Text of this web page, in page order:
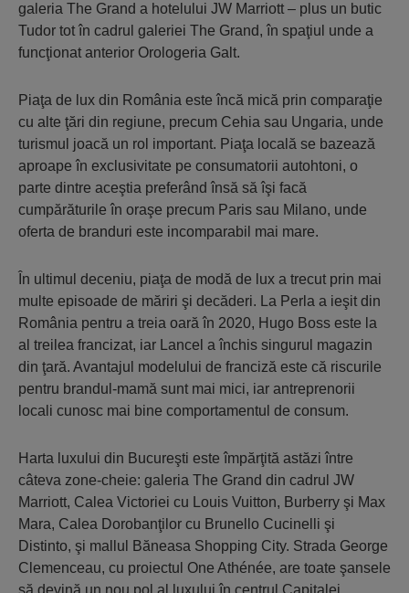
galeria The Grand a hotelului JW Marriott – plus un butic
Tudor tot în cadrul galeriei The Grand, în spaţiul unde a
funcţionat anterior Orologeria Galt.
Piaţa de lux din România este încă mică prin comparaţie
cu alte ţări din regiune, precum Cehia sau Ungaria, unde
turismul joacă un rol important. Piaţa locală se bazează
aproape în exclusivitate pe consumatorii autohtoni, o
parte dintre aceştia preferând însă să îşi facă
cumpărăturile în oraşe precum Paris sau Milano, unde
oferta de branduri este incomparabil mai mare.
În ultimul deceniu, piaţa de modă de lux a trecut prin mai
multe episoade de măriri şi decăderi. La Perla a ieşit din
România pentru a treia oară în 2020, Hugo Boss este la
al treilea francizat, iar Lancel a închis singurul magazin
din ţară. Avantajul modelului de franciză este că riscurile
pentru brandul-mamă sunt mai mici, iar antreprenorii
locali cunosc mai bine comportamentul de consum.
Harta luxului din Bucureşti este împărţită astăzi între
câteva zone-cheie: galeria The Grand din cadrul JW
Marriott, Calea Victoriei cu Louis Vuitton, Burberry şi Max
Mara, Calea Dorobanţilor cu Brunello Cucinelli şi
Distinto, şi mallul Băneasa Shopping City. Strada George
Clemenceau, cu proiectul One Athénée, are toate şansele
să devină un nou pol al luxului în centrul Capitalei.